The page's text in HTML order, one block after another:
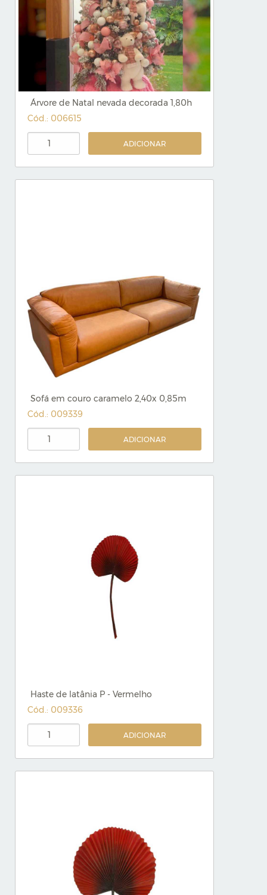
Árvore de Natal nevada decorada 1,80h
Cód.: 006615
ADICIONAR
Sofá em couro caramelo 2,40x 0,85m
Cód.: 009339
ADICIONAR
Haste de latânia P - Vermelho
Cód.: 009336
ADICIONAR